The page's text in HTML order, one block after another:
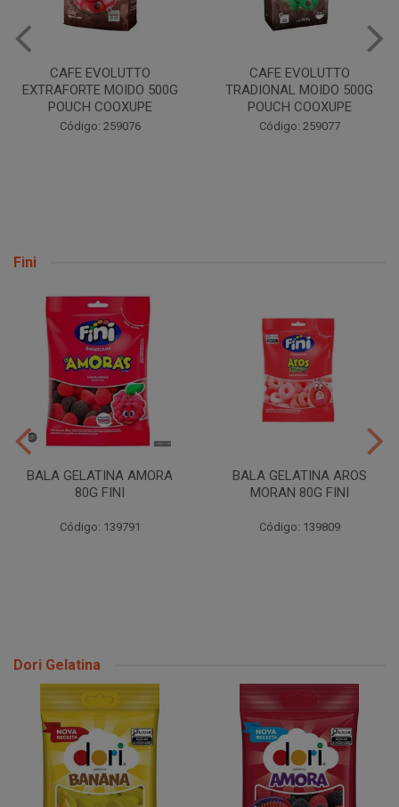
500G
CAFE EVOLUTTO
TRADIONAL MOIDO 500G
POUCH COOXUPE
CAFE
MOIDO 500G
Fini
BALA GELATINA AMORA
80G FINI
Código: 139791
BALA GELATINA AROS
MORAN 80G FINI
Código: 139809
Dori Gelatina